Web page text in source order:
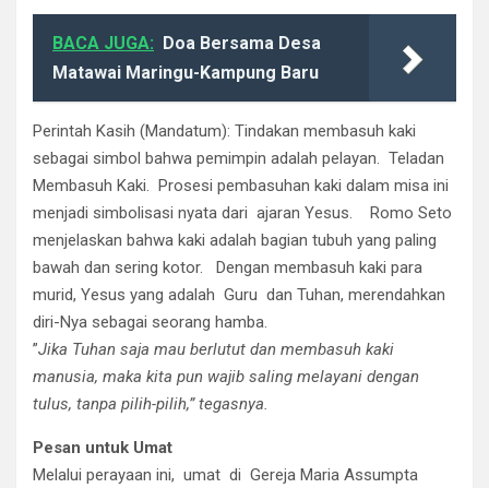
BACA JUGA: Doa Bersama Desa
Matawai Maringu-Kampung Baru
Perintah Kasih (Mandatum): Tindakan membasuh kaki
sebagai simbol bahwa pemimpin adalah pelayan. Teladan
Membasuh Kaki. Prosesi pembasuhan kaki dalam misa ini
menjadi simbolisasi nyata dari ajaran Yesus. Romo Seto
menjelaskan bahwa kaki adalah bagian tubuh yang paling
bawah dan sering kotor. Dengan membasuh kaki para
murid, Yesus yang adalah Guru dan Tuhan, merendahkan
diri-Nya sebagai seorang hamba.
​”Jika Tuhan saja mau berlutut dan membasuh kaki
manusia, maka kita pun wajib saling melayani dengan
tulus, tanpa pilih-pilih,” tegasnya.
​Pesan untuk Umat
​Melalui perayaan ini, umat di Gereja Maria Assumpta